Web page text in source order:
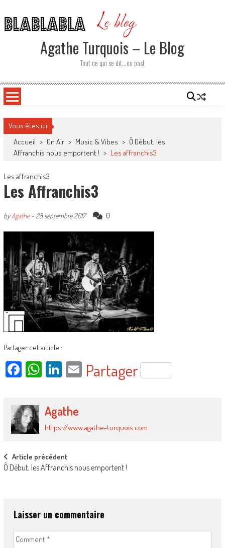
to
content
Agathe Turquois – Le Blog
Tout ce qui se dit…ou pas!
Vous êtes ici
Accueil > On Air > Music & Vibes > Ô Début, les
Affranchis nous emportent ! > Les affranchis3
Les affranchis3
Les Affranchis3
byAgathe- 28 septembre 2017 0
Partager cet article :
Facebook
WhatsApp
LinkedIn
Email
Partager
Agathe
https://www.agathe-turquois.com
Post
navigation
Article précédent
Ô Début, les Affranchis nous emportent !
Laisser un commentaire